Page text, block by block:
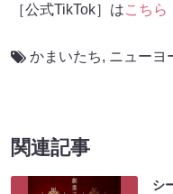
［公式TikTok］はこちら
かまいたち, ニューヨ
関連記事
シ